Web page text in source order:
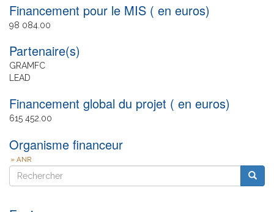
Financement pour le MIS ( en euros)
98 084.00
Partenaire(s)
GRAMFC
LEAD
Financement global du projet ( en euros)
615 452.00
Organisme financeur
ANR
Rechercher
Rechercher